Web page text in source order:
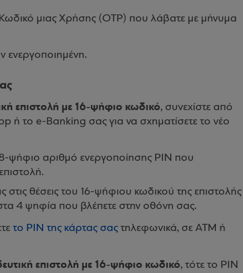
μιας Χρήσης (OTP) που λάβατε με μήνυμα
ενεργοποιημένη.
επιστολή με 16-ψήφιο κωδικό, συνεχίστε από
ή το e-Banking σας για να σχηματίσετε το νέο
ψήφιο αριθμό ενεργοποίησης PIN που
στις θέσεις του 16-ψήφιου κωδικού της επιστολής
4 ψηφία που βλέπετε στην οθόνη σας.
το PIN της κάρτας σαςτηλεφωνικά, σε ΑΤΜ ή
επιστολή με 16-ψήφιο κωδικό, τότε το PIN